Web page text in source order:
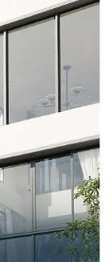
nhắc phương án
lâu dài.
giải pháp cửa
tư vấn chi tiết và
Dừa, Quận
Nghĩa, Phường